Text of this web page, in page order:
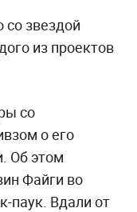
со звездой
из проектов
со
о его
Об этом
Файги во
паук. Вдали от